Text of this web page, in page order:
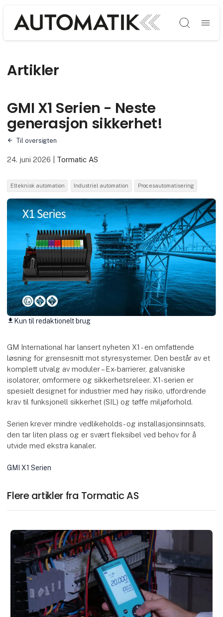
Søg
Artikler
GMI X1 Serien - Neste
generasjon sikkerhet!
Til oversigten
24. juni 2026 Tormatic AS
Elteknisk automation Industriel automation Procesautomatisering
download Kun til redaktionelt brug
GM International har lansert nyheten X1 - en omfattende
løsning for grensesnitt mot styresystemer. Den består av et
komplett utvalg av moduler – Ex-barrierer, galvaniske
isolatorer, omformere og sikkerhetsreleer. X1-serien er
spesielt designet for industrier med høy risiko, utfordrende
krav til funksjonell sikkerhet (SIL) og tøffe miljøforhold.
Serien krever mindre vedlikeholds- og installasjonsinnsats,
den tar liten plass og er svært fleksibel ved behov for å
utvide med ekstra kanaler.
GMI X1 Serien
Flere artikler fra Tormatic AS